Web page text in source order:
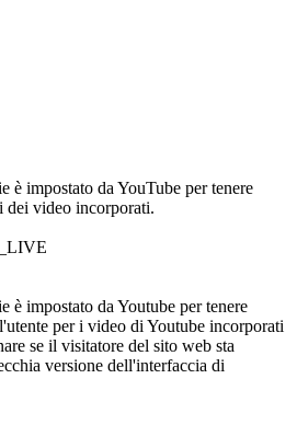
è impostato da YouTube per tenere
dei video incorporati.
è impostato da Youtube per tenere
per i video di Youtube incorporati
se il visitatore del sito web sta
versione dell'interfaccia di